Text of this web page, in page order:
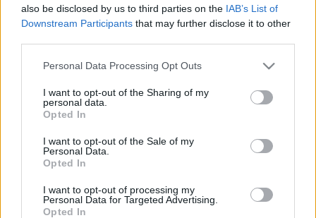
also be disclosed by us to third parties on the IAB’s List of
Downstream Participants that may further disclose it to other
Please note that this website/app uses one or more Google
not limited to your visit or usage behaviour. You may click to
grant or deny consent to Google and its third-party tags to
use your data for below specified purposes in below Google
consent section.
Personal Data Processing Opt Outs
I want to opt-out of the Sharing of my
personal data.
Opted In
I want to opt-out of the Sale of my
Personal Data.
Opted In
I want to opt-out of processing my
Personal Data for Targeted Advertising.
Opted In
2017. 06. 18.|Blaskó Zsófi
Kemény Zsófi Sophie Hard név alatt felvett anyaga négy
szám alatt megpróbálja betölteni azt a bizonyos címben is
jelölt piaci rést - kevés sikerrel.